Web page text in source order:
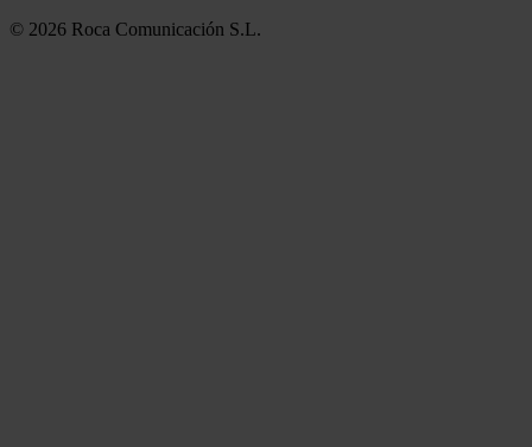
© 2026 Roca Comunicación S.L.